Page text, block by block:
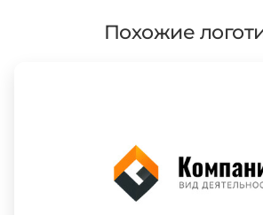
Похожие